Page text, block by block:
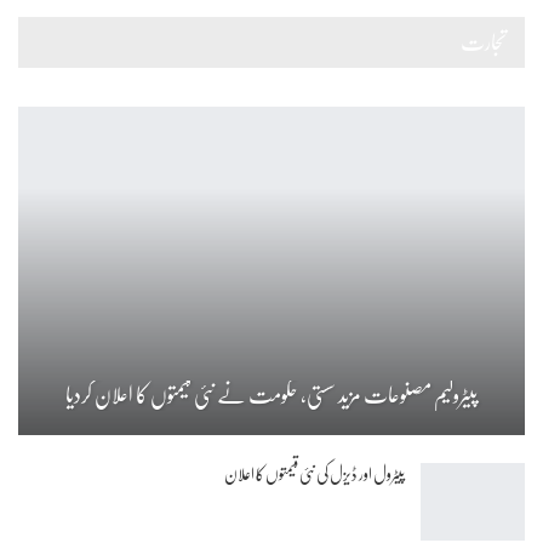
پیٹرولیم مصنوعات مزید سستی، حکومت نے نئی قیمتوں کا اعلان کردیا
پیٹرول اور ڈیزل کی نئی قیمتوں کا اعلان